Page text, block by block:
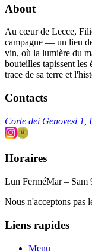
About
Au cœur de Lecce,
campagne — un lieu
vin, où la lumière du
bouteilles tapissent les
trace de sa terre et
Contacts
Corte dei Genovesi 1,
Horaires
Lun FerméMar – Sam
Nous n'acceptons pas
Liens rapides
Menu